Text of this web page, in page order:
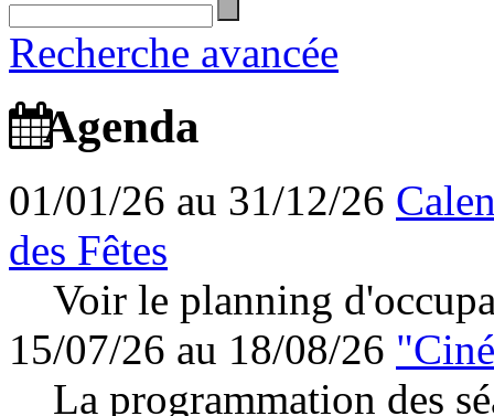
Recherche avancée
Agenda
01/01/26 au 31/12/26
des Fêtes
Voir le planning
15/07/26 au 18/08/26
La programmation des